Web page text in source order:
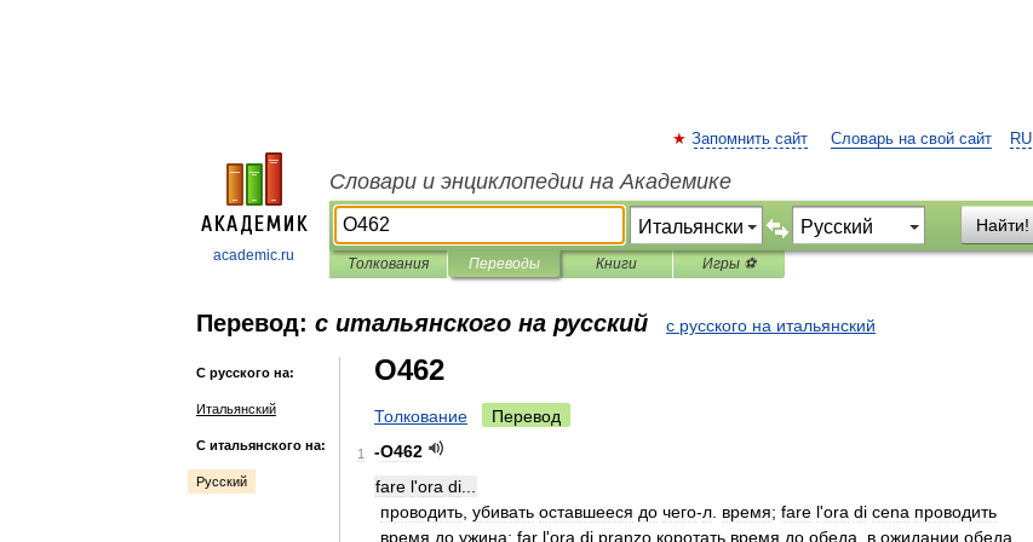
academic.ru
RU
Запомнить сайт Словарь на свой сайт
Словари и энциклопедии на Академике
Найти!
Толкования Переводы Книги Игры ⚽
Перевод: с итальянского на русский с русского на итальянский
С русского на:
Итальянский
С итальянского на:
Русский
O462
Толкование Перевод
1 -O462
fare l'ora di
проводить убивать оставшееся до чего-л время; fare l'ora di cena проводить
время до ужина; far l'ora di pranzo коротать время до обеда в ожидании обеда